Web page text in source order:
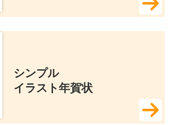
シンプル
イラスト年賀状